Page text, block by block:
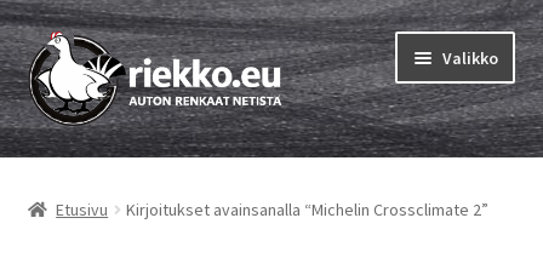
Siirry
navigointiin
Siirry
sisältöön
Valikko
Etusivu
Vinkit & ohjeet
Etusivu Kirjoitukset avainsanalla “Michelin Crossclimate 2”